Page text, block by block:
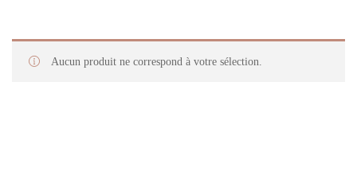
Aucun produit ne correspond à votre sélection.